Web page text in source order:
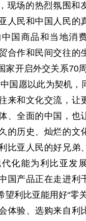
现场的热烈氛围和
人民和中国人民的
国商品和当地消
合作和民间交往的
家开启外交关系70
国愿以此为契机，
来和文化交流，让
、全面的中国，也
的历史、灿烂的文
比亚人民的好兄弟
化能为利比亚发
国产品正在走进利
望利比亚能用好“零
体验、选购来自利